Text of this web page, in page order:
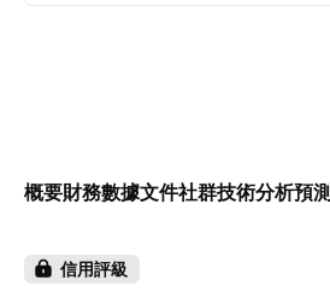
概要財務數據文件社群技術分析預測
信用評級